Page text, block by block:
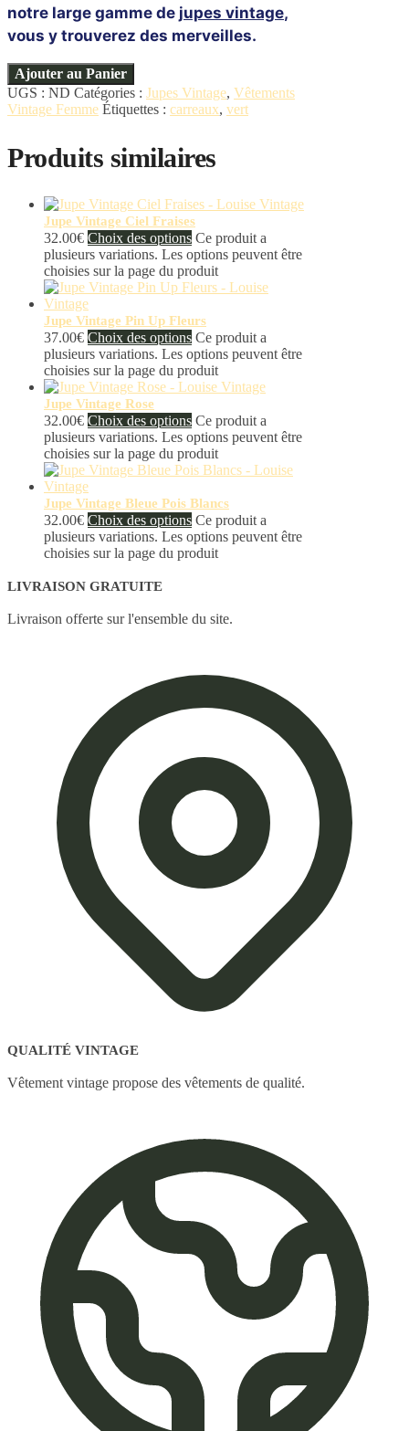
notre large gamme de jupes vintage,
vous y trouverez des merveilles.
Ajouter au Panier
UGS : ND Catégories : Jupes Vintage, Vêtements
Vintage Femme Étiquettes : carreaux, vert
Produits similaires
Jupe Vintage Ciel Fraises
32.00€ Choix des options Ce produit a
plusieurs variations. Les options peuvent être
choisies sur la page du produit
Jupe Vintage Pin Up Fleurs
37.00€ Choix des options Ce produit a
plusieurs variations. Les options peuvent être
choisies sur la page du produit
Jupe Vintage Rose
32.00€ Choix des options Ce produit a
plusieurs variations. Les options peuvent être
choisies sur la page du produit
Jupe Vintage Bleue Pois Blancs
32.00€ Choix des options Ce produit a
plusieurs variations. Les options peuvent être
choisies sur la page du produit
LIVRAISON GRATUITE
Livraison offerte sur l'ensemble du site.
QUALITÉ VINTAGE
Vêtement vintage propose des vêtements de qualité.